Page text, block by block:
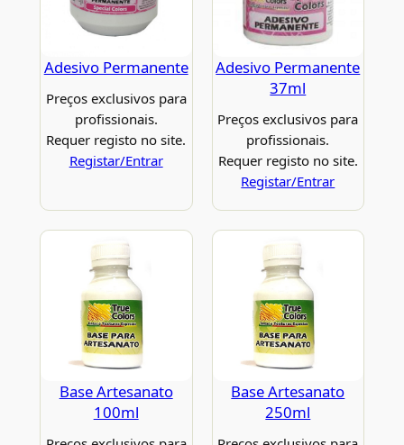
Adesivo Permanente
Preços exclusivos para
profissionais.
Requer registo no site.
Registar/Entrar
Adesivo Permanente
37ml
Preços exclusivos para
profissionais.
Requer registo no site.
Registar/Entrar
Base Artesanato
100ml
Base Artesanato
250ml